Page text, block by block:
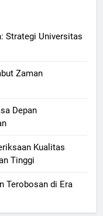
Strategi Universitas
Zaman
Depan
Kualitas
Tinggi
Terobosan di Era